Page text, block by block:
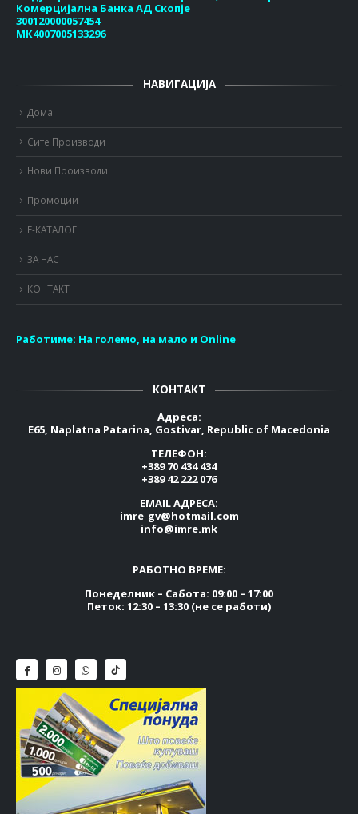
Комерцијална Банка АД Скопје
300120000057454
МК4007005133296
НАВИГАЦИЈА
Дома
Сите Производи
Нови Производи
Промоции
Е-КАТАЛОГ
ЗА НАС
КОНТАКТ
Работиме: На големо, на мало и Online
КОНТАКТ
Адреса:
E65, Naplatna Patarina, Gostivar, Republic of Macedonia
ТЕЛЕФОН:
+389 70 434 434
+389 42 222 076
EMAIL АДРЕСА:
imre_gv@hotmail.com
info@imre.mk
РАБОТНО ВРЕМЕ:
Понеделник – Сабота: 09:00 – 17:00
Петок: 12:30 – 13:30 (не се работи)